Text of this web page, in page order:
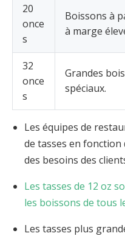
20
once
s
Boissons à
à marge
32
once
s
Grandes
spéciaux.
Les équipes de
de tasses en
des besoins des
Les tasses de 12 oz
les boissons de tous
Les tasses plus